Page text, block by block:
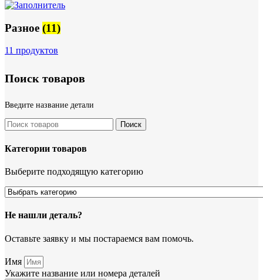
Разное (11)
11 продуктов
Поиск товаров
Введите название детали
Поиск
Категории товаров
Выберите подходящую категорию
Не нашли деталь?
Оставьте заявку и мы постараемся вам помочь.
Имя
Укажите название или номера деталей